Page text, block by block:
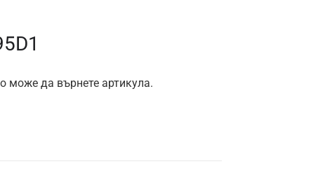
може да върнете артикула.